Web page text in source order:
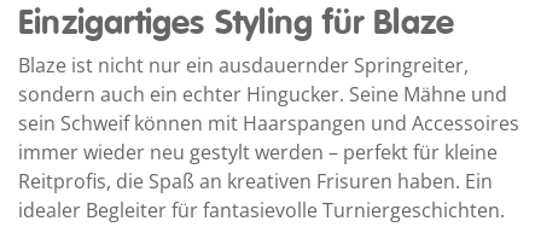
Einzigartiges Styling für Blaze
Blaze ist nicht nur ein ausdauernder Springreiter,
sondern auch ein echter Hingucker. Seine Mähne und
sein Schweif können mit Haarspangen und Accessoires
immer wieder neu gestylt werden – perfekt für kleine
Reitprofis, die Spaß an kreativen Frisuren haben. Ein
idealer Begleiter für fantasievolle Turniergeschichten.